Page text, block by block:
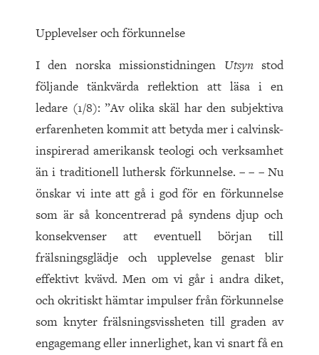
Upplevelser och förkunnelse
I den norska missionstidningen Utsyn stod
följande tänkvärda reflektion att läsa i en
ledare (1/8): ”Av olika skäl har den subjektiva
erfarenheten kommit att betyda mer i calvinsk-
inspirerad amerikansk teologi och verksamhet
än i traditionell luthersk förkunnelse. – – – Nu
önskar vi inte att gå i god för en förkunnelse
som är så koncentrerad på syndens djup och
konsekvenser att eventuell början till
frälsningsglädje och upplevelse genast blir
effektivt kvävd. Men om vi går i andra diket,
och okritiskt hämtar impulser från förkunnelse
som knyter frälsningsvissheten till graden av
engagemang eller innerlighet, kan vi snart få en